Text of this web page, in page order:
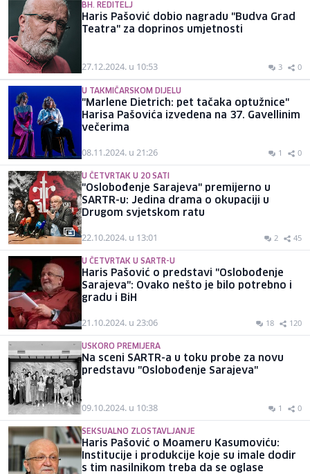
BH. REDITELJ
Haris Pašović dobio nagradu "Budva Grad
Teatra" za doprinos umjetnosti
27.12.2024. u 10:53 3 0
U TAKMIČARSKOM DIJELU
"Marlene Dietrich: pet tačaka optužnice"
Harisa Pašovića izvedena na 37. Gavellinim
večerima
08.11.2024. u 21:26 1 0
U ČETVRTAK U 20 SATI
"Oslobođenje Sarajeva" premijerno u
SARTR-u: Jedina drama o okupaciji u
Drugom svjetskom ratu
22.10.2024. u 13:01 2 45
U ČETVRTAK U SARTR-U
Haris Pašović o predstavi "Oslobođenje
Sarajeva": Ovako nešto je bilo potrebno i
gradu i BiH
21.10.2024. u 23:06 18 120
USKORO PREMIJERA
Na sceni SARTR-a u toku probe za novu
predstavu "Oslobođenje Sarajeva"
09.10.2024. u 10:38 1 0
SEKSUALNO ZLOSTAVLJANJE
Haris Pašović o Moameru Kasumoviću:
Institucije i produkcije koje su imale dodir
s tim nasilnikom treba da se oglase